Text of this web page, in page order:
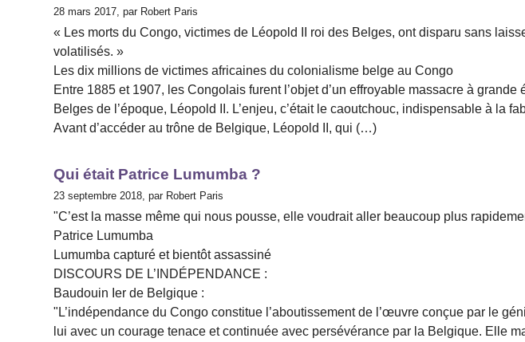
28 mars 2017, par Robert Paris
« Les morts du Congo, victimes de Léopold II roi des Belges, ont disparu sans
volatilisés. »
Les dix millions de victimes africaines du colonialisme belge au Congo
Entre 1885 et 1907, les Congolais furent l’objet d’un effroyable massacre à grande
Belges de l’époque, Léopold II. L’enjeu, c’était le caoutchouc, indispensable à la
Avant d’accéder au trône de Belgique, Léopold II, qui (…)
Qui était Patrice Lumumba ?
23 septembre 2018, par Robert Paris
"C’est la masse même qui nous pousse, elle voudrait aller beaucoup plus
Patrice Lumumba
Lumumba capturé et bientôt assassiné
DISCOURS DE L’INDÉPENDANCE :
Baudouin Ier de Belgique :
"L’indépendance du Congo constitue l’aboutissement de l’œuvre conçue par le
lui avec un courage tenace et continuée avec persévérance par la Belgique. Elle